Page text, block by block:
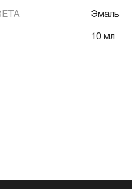
Эмаль
10 мл